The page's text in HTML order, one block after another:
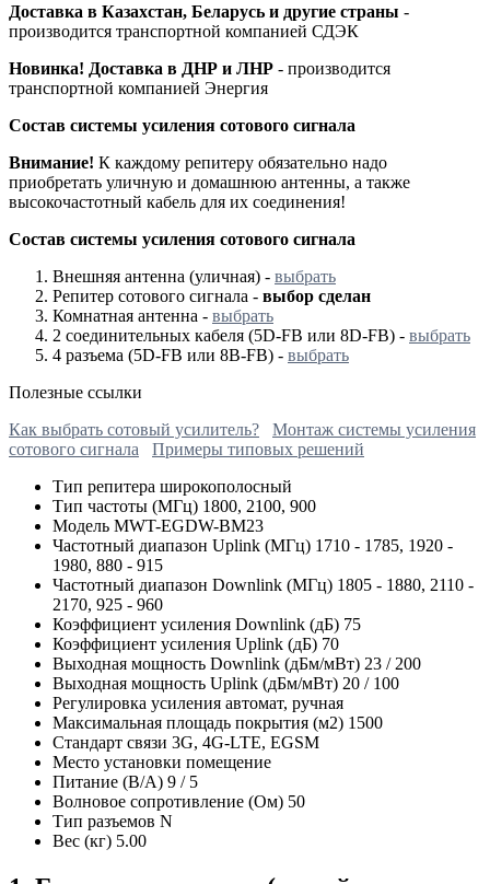
Доставка в Казахстан, Беларусь и другие страны -
производится транспортной компанией СДЭК
Новинка! Доставка в ДНР и ЛНР - производится
транспортной компанией Энергия
Состав системы усиления сотового сигнала
Внимание! К каждому репитеру обязательно надо
приобретать уличную и домашнюю антенны, а также
высокочастотный кабель для их соединения!
Состав системы усиления сотового сигнала
Внешняя антенна (уличная) - выбрать
Репитер сотового сигнала - выбор сделан
Комнатная антенна - выбрать
2 соединительных кабеля (5D-FB или 8D-FB) - выбрать
4 разъема (5D-FB или 8В-FB) - выбрать
Полезные ссылки
Как выбрать сотовый усилитель?
Монтаж системы усиления
сотового сигнала
Примеры типовых решений
Тип репитера широкополосный
Тип частоты (МГц) 1800, 2100, 900
Модель MWT-EGDW-BM23
Частотный диапазон Uplink (МГц) 1710 - 1785, 1920 -
1980, 880 - 915
Частотный диапазон Downlink (МГц) 1805 - 1880, 2110 -
2170, 925 - 960
Коэффициент усиления Downlink (дБ) 75
Коэффициент усиления Uplink (дБ) 70
Выходная мощность Downlink (дБм/мВт) 23 / 200
Выходная мощность Uplink (дБм/мВт) 20 / 100
Регулировка усиления автомат, ручная
Максимальная площадь покрытия (м2) 1500
Стандарт связи 3G, 4G-LTE, EGSM
Место установки помещение
Питание (В/А) 9 / 5
Волновое сопротивление (Ом) 50
Тип разъемов N
Вес (кг) 5.00